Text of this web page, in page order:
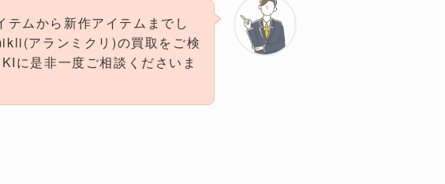
ムから新作アイテムまでし
アランミクリ)の買取をご検
に是非一度ご相談くださいま